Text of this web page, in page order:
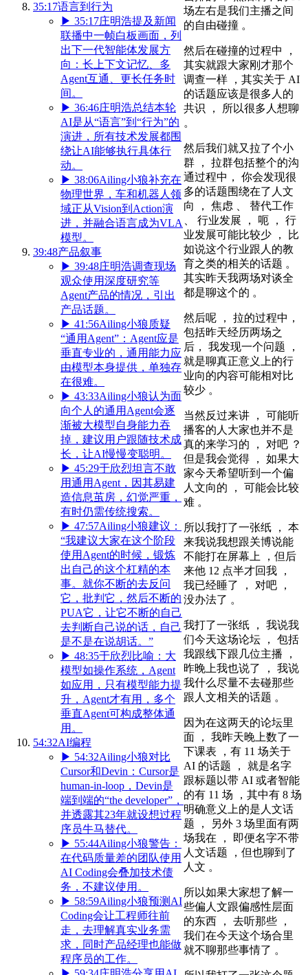
35:17语言到行为
▶ 35:17庄明浩提及新闻
联播中一帧白板画面，列
出下一代智能体发展方
向：长上下文记忆、多
Agent互通、更长任务时
间。
▶ 36:46庄明浩总结本轮
AI是从“语言”到“行为”的
演进，所有技术发展都围
绕让AI能够执行具体行
动。
▶ 38:06Ailing小狼补充在
物理世界，车和机器人领
域正从Vision到Action演
进，并融合语言成为VLA
模型。
39:48产品叙事
▶ 39:48庄明浩调查现场
观众使用深度研究等
Agent产品的情况，引出
产品话题。
▶ 41:56Ailing小狼质疑
“通用Agent”：Agent应是
垂直专业的，通用能力应
由模型本身提供，单独存
在很难。
▶ 43:33Ailing小狼认为面
向个人的通用Agent会逐
渐被大模型自身能力吞
掉，建议用户跟随技术成
长，让AI慢慢变聪明。
▶ 45:29于欣烈坦言不敢
用通用Agent，因其易建
造信息茧房，幻觉严重，
有时仍需传统搜索。
▶ 47:57Ailing小狼建议：
“我建议大家在这个阶段
使用Agent的时候，锻炼
出自己的这个杠精的本
事。就你不断的去反问
它，批判它，然后不断的
PUA它，让它不断的自己
去判断自己说的话，自己
是不是在说胡话。”
▶ 48:35于欣烈比喻：大
模型如操作系统，Agent
如应用，只有模型能力提
升，Agent才有用，多个
垂直Agent可构成整体通
用。
54:32AI编程
▶ 54:32Ailing小狼对比
Cursor和Devin：Cursor是
human-in-loop，Devin是
端到端的“the developer”，
并透露其23年就设想过程
序员牛马替代。
▶ 55:44Ailing小狼警告：
在代码质量差的团队使用
AI Coding会叠加技术债
务，不建议使用。
▶ 58:59Ailing小狼预测AI
Coding会让工程师往前
走，去理解真实业务需
求，同时产品经理也能做
程序员的工作。
场左右是我们主播之间
的自由碰撞 。
然后在碰撞的过程中 ，
其实就跟大家刚才那个
调查一样 ，其实关于 AI
的话题应该是很多人的
共识 ， 所以很多人想聊
。
然后我们就又拉了个小
群 ， 拉群包括整个的沟
通过程中， 你会发现很
多的话题围绕在了人文
向 ， 焦虑 、 替代工作
、 行业发展 ， 呃 ， 行
业发展可能比较少 ， 比
如说这个行业跟人的教
育之类的相关的话题 。
其实昨天我两场对谈全
都是聊这个的 。
然后呢 ， 拉的过程中，
包括昨天经历两场之
后， 我发现一个问题 ，
就是聊真正意义上的行
业向的内容可能相对比
较少 。
当然反过来讲 ， 可能听
播客的人大家也并不是
真的来学习的 ， 对吧 ？
但是我会觉得 ， 如果大
家今天希望听到一个偏
人文向的 ， 可能会比较
难 。
所以我打了一张纸 ， 本
来我说我想跟关博说能
不能打在屏幕上 ，但后
来他 12 点半才回我 ，
我已经睡了 ， 对吧 ，
没办法了 。
我打了一张纸 ， 我说我
们今天这场论坛 ， 包括
我跟线下跟几位主播 ，
昨晚上我也说了 ， 我说
我什么尽量不去碰那些
跟人文相关的话题 。
因为在这两天的论坛里
面 ， 我昨天晚上数了一
下课表 ，有 11 场关于
AI 的话题 ， 就是名字
跟标题以带 AI 或者智能
的有 11 场 ，其中有 8 场
明确意义上的是人文话
题 ， 另外 3 场里面有两
场我在 ， 即便名字不带
人文话题 ，但也聊到了
人文 。
所以如果大家想了解一
些偏人文跟偏感性层面
的东西 ， 去听那些 ，
我们在今天这个场合里
就不聊那些事情了 。